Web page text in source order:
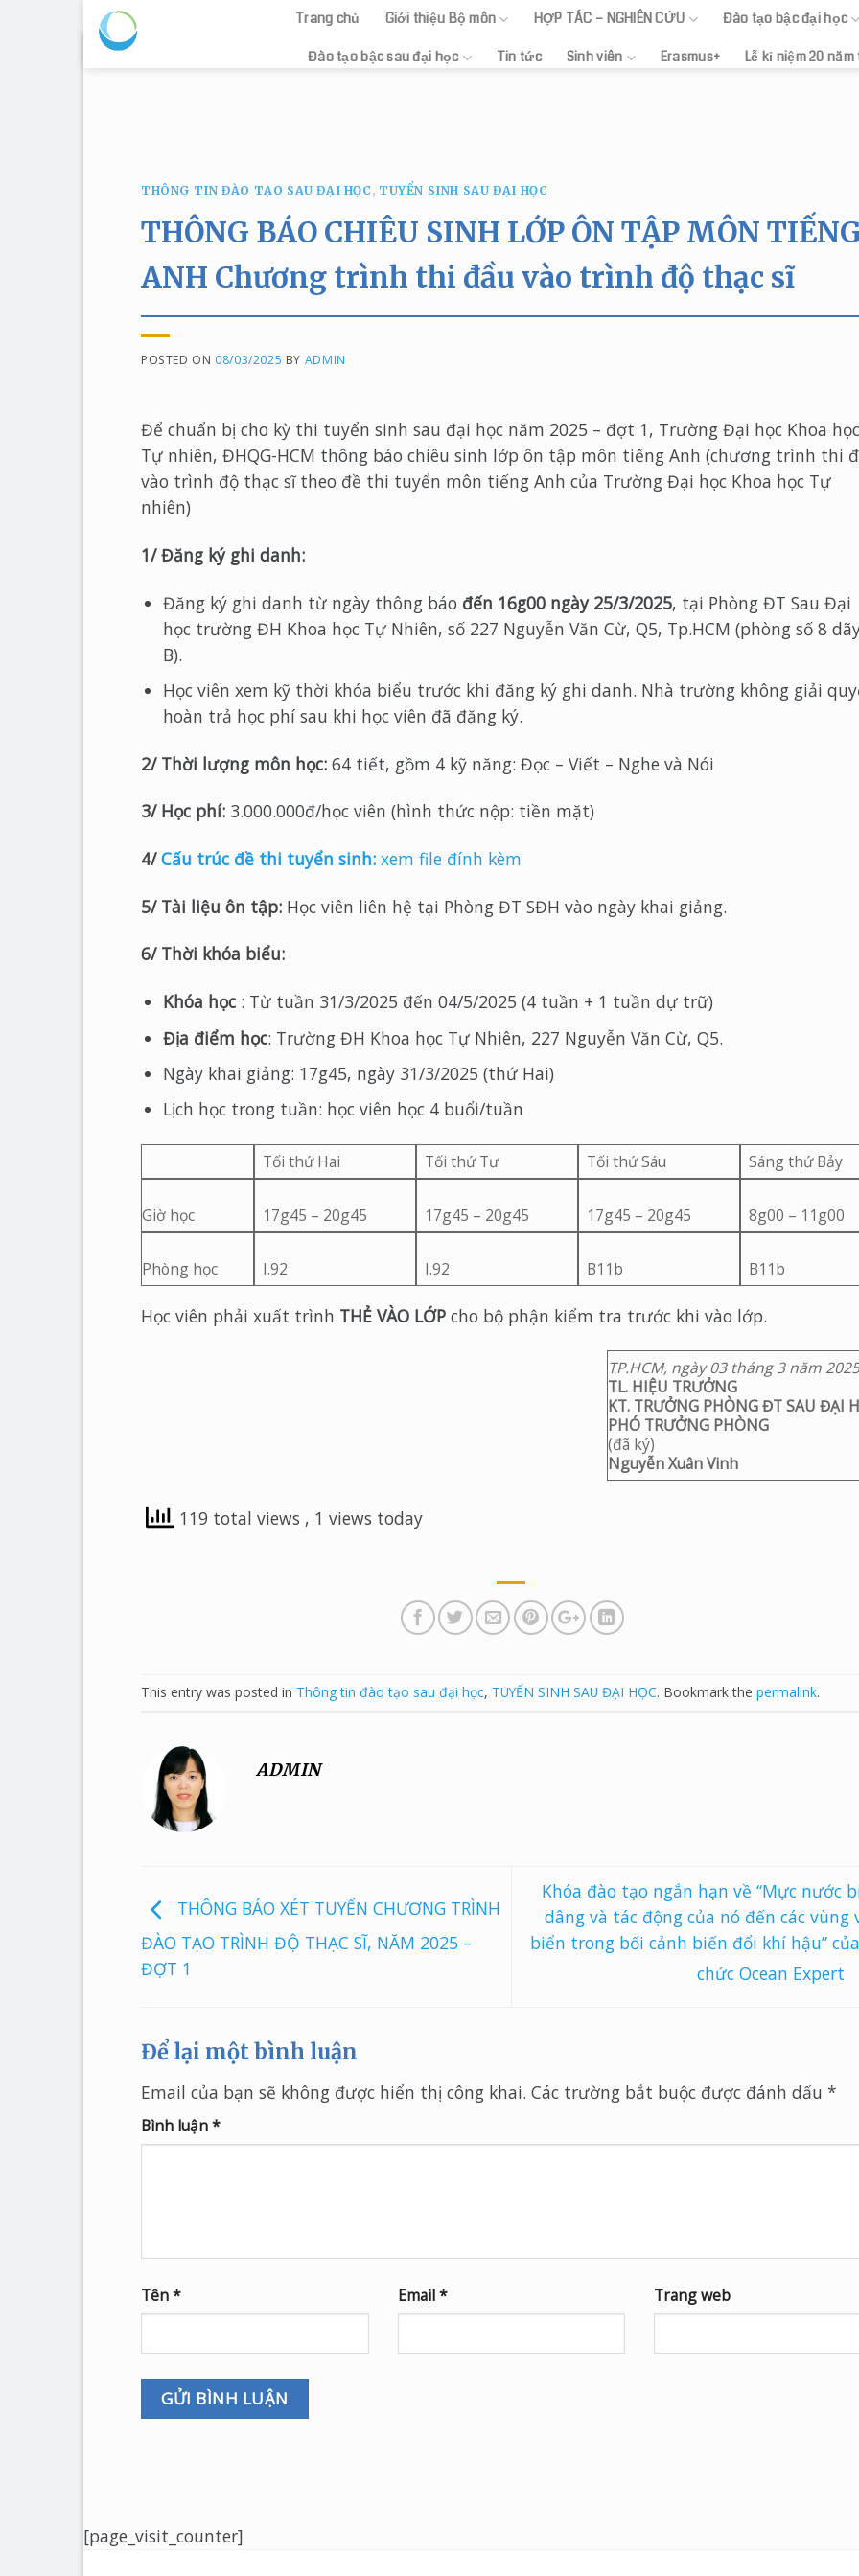
Skip
Trang chủ Giới thiệu Bộ môn HỢP TÁC – NGHIÊN CỨU Đào tạo bậc đại học
Đào tạo bậc sau đại học Tin tức Sinh viên Erasmus+ Lễ kỉ niệm 20
THÔNG TIN ĐÀO TẠO SAU ĐẠI HỌC , TUYỂN SINH SAU ĐẠI HỌC
THÔNG BÁO CHIÊU SINH LỚP ÔN TẬP MÔN
ANH Chương trình thi đầu vào trình độ thạc sĩ
POSTED ON 08/03/2025 BY ADMIN
Để chuẩn bị cho kỳ thi tuyển sinh sau đại học năm 2025 – đợt 1, Trường Đại học Khoa học
Tự nhiên, ĐHQG-HCM thông báo chiêu sinh lớp ôn tập môn tiếng Anh (chương trình thi
vào trình độ thạc sĩ theo đề thi tuyển môn tiếng Anh của Trường Đại học Khoa học Tự
nhiên)
1/ Đăng ký ghi danh:
Đăng ký ghi danh từ ngày thông báo đến 16g00 ngày 25/3/2025, tại Phòng ĐT Sau Đại
học trường ĐH Khoa học Tự Nhiên, số 227 Nguyễn Văn Cừ, Q5, Tp.HCM (phòng số 8
B).
Học viên xem kỹ thời khóa biểu trước khi đăng ký ghi danh. Nhà trường không giải
hoàn trả học phí sau khi học viên đã đăng ký.
2/ Thời lượng môn học: 64 tiết, gồm 4 kỹ năng: Đọc – Viết – Nghe và Nói
3/ Học phí: 3.000.000đ/học viên (hình thức nộp: tiền mặt)
4/Cấu trúc đề thi tuyển sinh: xem file đính kèm
5/ Tài liệu ôn tập: Học viên liên hệ tại Phòng ĐT SĐH vào ngày khai giảng.
6/ Thời khóa biểu:
Khóa học : Từ tuần 31/3/2025 đến 04/5/2025 (4 tuần + 1 tuần dự trữ)
Địa điểm học: Trường ĐH Khoa học Tự Nhiên, 227 Nguyễn Văn Cừ, Q5.
Ngày khai giảng: 17g45, ngày 31/3/2025 (thứ Hai)
Lịch học trong tuần: học viên học 4 buổi/tuần
Tối thứ Hai Tối thứ Tư Tối thứ Sáu Sáng thứ Bảy
Giờ học 17g45 – 20g45 17g45 – 20g45 17g45 – 20g45 8g00 – 11g00
Phòng học I.92 I.92 B11b B11b
Học viên phải xuất trình THẺ VÀO LỚP cho bộ phận kiểm tra trước khi vào lớp.
TP.HCM, ngày03tháng3năm 2025
TL. HIỆU TRƯỞNG
KT. TRƯỞNG PHÒNG ĐT SAU ĐẠI
PHÓ TRƯỞNG PHÒNG
(đã ký)
Nguyễn Xuân Vinh
119 total views , 1 views today
This entry was posted in Thông tin đào tạo sau đại học, TUYỂN SINH SAU ĐẠI HỌC. Bookmark the permalink.
ADMIN
THÔNG BÁO XÉT TUYỂN CHƯƠNG TRÌNH
ĐÀO TẠO TRÌNH ĐỘ THẠC SĨ, NĂM 2025 –
ĐỢT 1
Khóa đào tạo ngắn hạn về “Mực nước
dâng và tác động của nó đến các vùng
biển trong bối cảnh biến đổi khí hậu”
chức Ocean Expert
Để lại một bình luận
Email của bạn sẽ không được hiển thị công khai. Các trường bắt buộc được đánh dấu *
Bình luận*
Tên* Email* Trang web
[page_visit_counter]